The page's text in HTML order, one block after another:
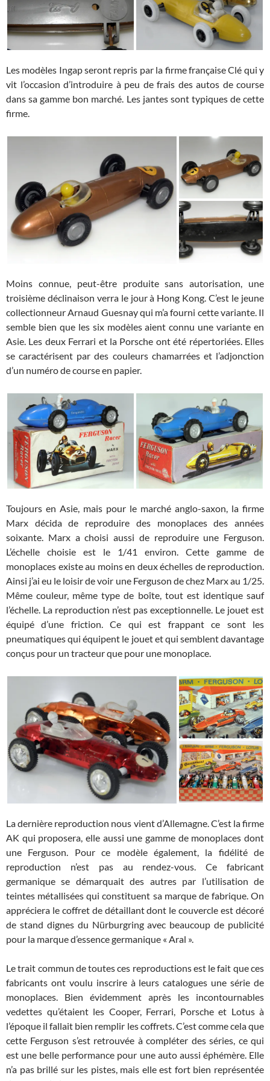
Les modèles Ingap seront repris par la firme française Clé qui y
vit l’occasion d’introduire à peu de frais des autos de course
dans sa gamme bon marché. Les jantes sont typiques de cette
firme.
Moins connue, peut-être produite sans autorisation, une
troisième déclinaison verra le jour à Hong Kong. C’est le jeune
collectionneur Arnaud Guesnay qui m’a fourni cette variante. Il
semble bien que les six modèles aient connu une variante en
Asie. Les deux Ferrari et la Porsche ont été répertoriées. Elles
se caractérisent par des couleurs chamarrées et l’adjonction
d’un numéro de course en papier.
Toujours en Asie, mais pour le marché anglo-saxon, la firme
Marx décida de reproduire des monoplaces des années
soixante. Marx a choisi aussi de reproduire une Ferguson.
L’échelle choisie est le 1/41 environ. Cette gamme de
monoplaces existe au moins en deux échelles de reproduction.
Ainsi j’ai eu le loisir de voir une Ferguson de chez Marx au 1/25.
Même couleur, même type de boîte, tout est identique sauf
l’échelle. La reproduction n’est pas exceptionnelle. Le jouet est
équipé d’une friction. Ce qui est frappant ce sont les
pneumatiques qui équipent le jouet et qui semblent davantage
conçus pour un tracteur que pour une monoplace.
La dernière reproduction nous vient d’Allemagne. C’est la firme
AK qui proposera, elle aussi une gamme de monoplaces dont
une Ferguson. Pour ce modèle également, la fidélité de
reproduction n’est pas au rendez-vous. Ce fabricant
germanique se démarquait des autres par l’utilisation de
teintes métallisées qui constituent sa marque de fabrique. On
appréciera le coffret de détaillant dont le couvercle est décoré
de stand dignes du Nürburgring avec beaucoup de publicité
pour la marque d’essence germanique « Aral ».
Le trait commun de toutes ces reproductions est le fait que ces
fabricants ont voulu inscrire à leurs catalogues une série de
monoplaces. Bien évidemment après les incontournables
vedettes qu’étaient les Cooper, Ferrari, Porsche et Lotus à
l’époque il fallait bien remplir les coffrets. C’est comme cela que
cette Ferguson s’est retrouvée à compléter des séries, ce qui
est une belle performance pour une auto aussi éphémère. Elle
n’a pas brillé sur les pistes, mais elle est fort bien représentée